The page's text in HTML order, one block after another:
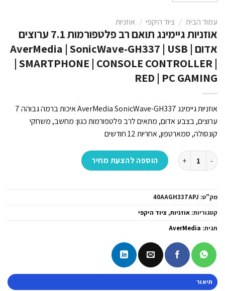
עמוד הבית / ציוד היקפי / אוזניות
אוזניות גיימינג תואם רב פלטפורמות 7.1 ערוצים
אדום | AverMedia | SonicWave-GH337 | USB
| SMARTPHONE | CONSOLE CONTROLLER |
RED | PC GAMING
אוזניות גיימינג AverMedia SonicWave-GH337 איכות ברמה גבוהה 7
ערוצים, בצבע אדום, מתאים לרב פלטפורמות כגון: מחשב, משחקי
קונסולה, סמארטפון, אחריות 12 חודשים
כמות של אוזניות גיימינג תואם רב פלטפורמות 7.1 ערוצים אדום | AverMedia | SonicWave-GH337 | USB | SMARTPHONE | CONSOLE CONTROLLER | RED | PC GAMING
הוספה להצעת מחיר
מק"ט: 40AAGH337APJ
קטגוריות: אוזניות, ציוד היקפי
תגית: AverMedia
תיאור